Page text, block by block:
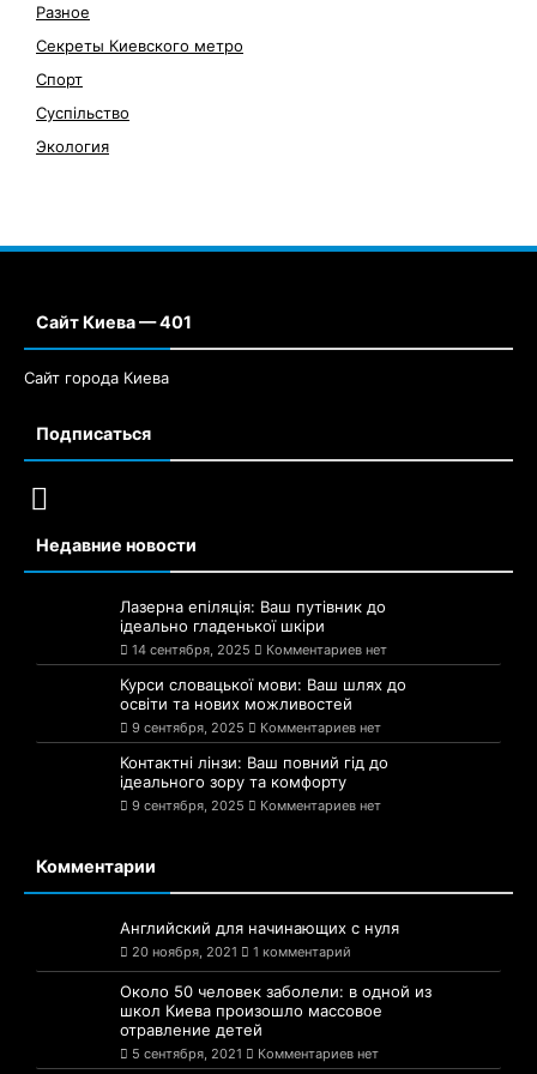
Разное
Секреты Киевского метро
Спорт
Суспільство
Экология
Сайт Киева — 401
Сайт города Киева
Подписаться
Недавние новости
Лазерна епіляція: Ваш путівник до
ідеально гладенької шкіри
14 сентября, 2025 Комментариев нет
Курси словацької мови: Ваш шлях до
освіти та нових можливостей
9 сентября, 2025 Комментариев нет
Контактні лінзи: Ваш повний гід до
ідеального зору та комфорту
9 сентября, 2025 Комментариев нет
Комментарии
Английский для начинающих с нуля
20 ноября, 2021 1 комментарий
Около 50 человек заболели: в одной из
школ Киева произошло массовое
отравление детей
5 сентября, 2021 Комментариев нет